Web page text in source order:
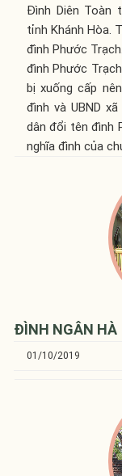
Đình Diên Toàn
tỉnh Khánh Hòa.
đình Phước
đình Phước
bị xuống cấp
đình và UBND
dân đổi tên đình
nghĩa đình của
ĐÌNH NGÂN HÀ
01/10/2019